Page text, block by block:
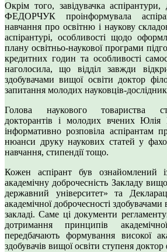
Окрім того, завідувачка аспірантури,
ФЕДОРЧУК проінформувала
навчання про освітню і наукову
аспірантурі, особливості щодо
плану освітньо-наукової програми
кредитних годин та особливості
наголосила, що відділ завжди
здобувачами вищої освіти доктор
запитання молодих науковців-
Голова наукового товариства
докторантів і молодих вчених
інформативно розповіла аспірантам
нюанси друку наукових статей у
навчання, стипендії тощо.
Кожен аспірант був
академічну доброчесність Закладу
державний університет» та
академічної доброчесності
закладі. Саме ці документи
дотримання принципів
передбачають формування високої
здобувачів вищої освіти ступеня доктор